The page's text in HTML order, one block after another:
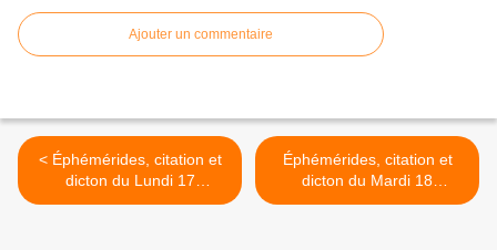
Ajouter un commentaire
< Éphémérides, citation et
dicton du Lundi 17
Novembre 2025
Éphémérides, citation et
dicton du Mardi 18
Novembre 2025 >